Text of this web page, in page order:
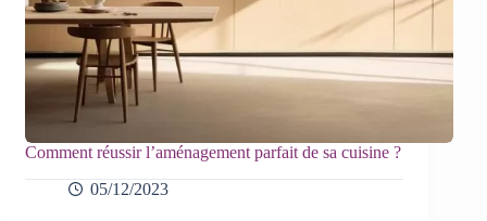
Comment réussir l’aménagement parfait de sa cuisine ?
05/12/2023